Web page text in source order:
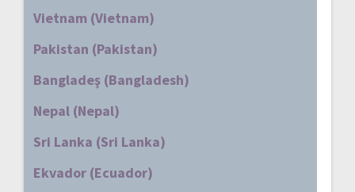
Vietnam (Vietnam)
Pakistan (Pakistan)
Bangladeş (Bangladesh)
Nepal (Nepal)
Sri Lanka (Sri Lanka)
Ekvador (Ecuador)